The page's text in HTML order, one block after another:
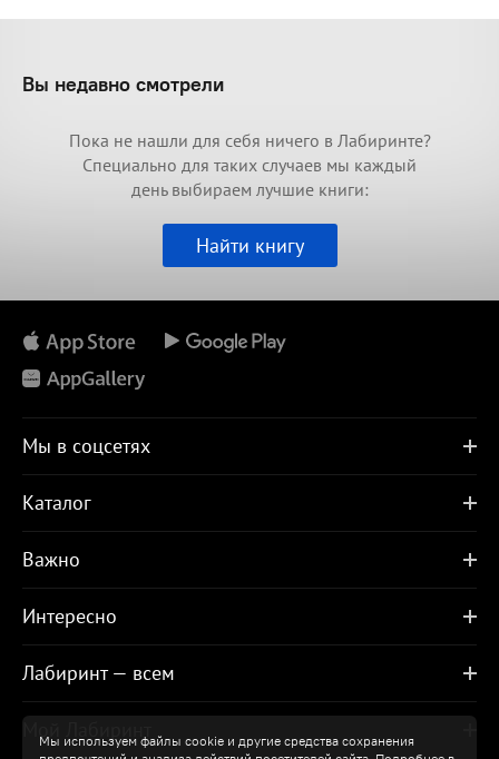
Мы используем файлы cookie и другие средства сохранения
Вы недавно смотрели
Пока не нашли для себя ничего в Лабиринте?
Специально для таких случаев мы каждый
день выбираем лучшие книги:
Найти книгу
Мы в соцсетях
Каталог
Важно
Интересно
Лабиринт — всем